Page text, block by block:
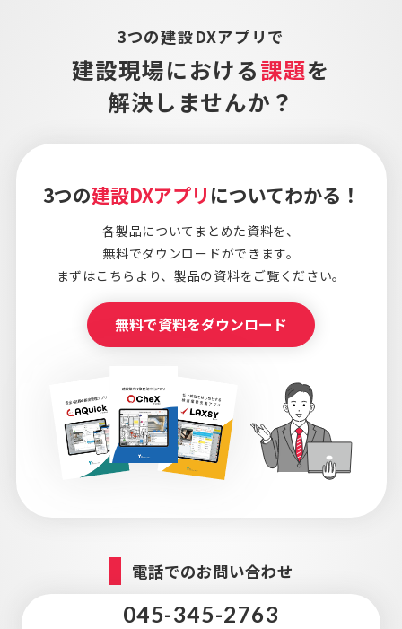
3つの建設DXアプリで
建設現場における課題を
解決しませんか？
3つの建設DXアプリ についてわかる！
各製品についてまとめた資料を、
無料でダウンロードができます。
まずはこちらより、製品の資料をご覧ください。
無料で資料をダウンロード
電話でのお問い合わせ
045-345-2763